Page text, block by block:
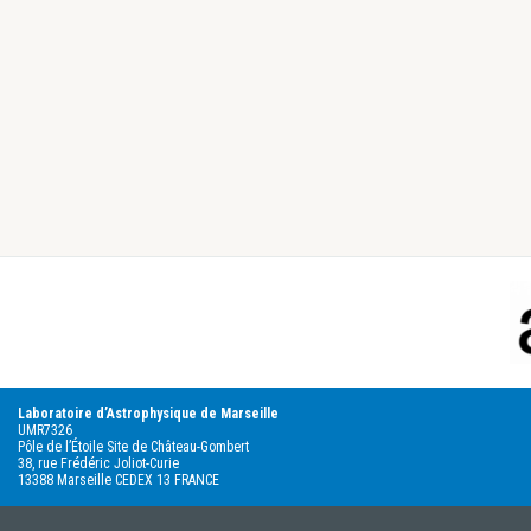
Laboratoire d’Astrophysique de Marseille
UMR7326
Pôle de l’Étoile Site de Château-Gombert
38, rue Frédéric Joliot-Curie
13388 Marseille CEDEX 13 FRANCE